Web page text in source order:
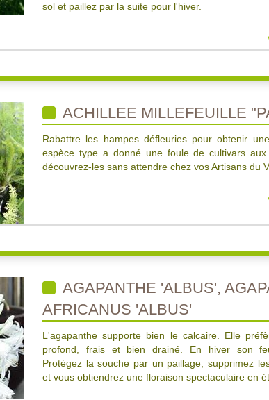
sol et paillez par la suite pour l'hiver.
ACHILLEE MILLEFEUILLE
Rabattre les hampes défleuries pour obtenir
espèce type a donné une foule de cultivars aux
découvrez-les sans attendre chez vos Artisans du
AGAPANTHE 'ALBUS',
AFRICANUS 'ALBUS'
L'agapanthe supporte bien le calcaire. Elle
profond, frais et bien drainé. En hiver son
Protégez la souche par un paillage, supprimez
et vous obtiendrez une floraison spectaculaire en